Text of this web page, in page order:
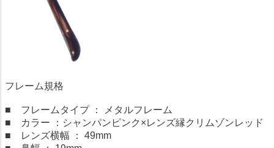
フレーム規格
■ フレームタイプ ： メタルフレーム
■ カラー ：シャンパンピンク×レンズ縁クリムゾンレッド
■ レンズ横幅 ： 49mm